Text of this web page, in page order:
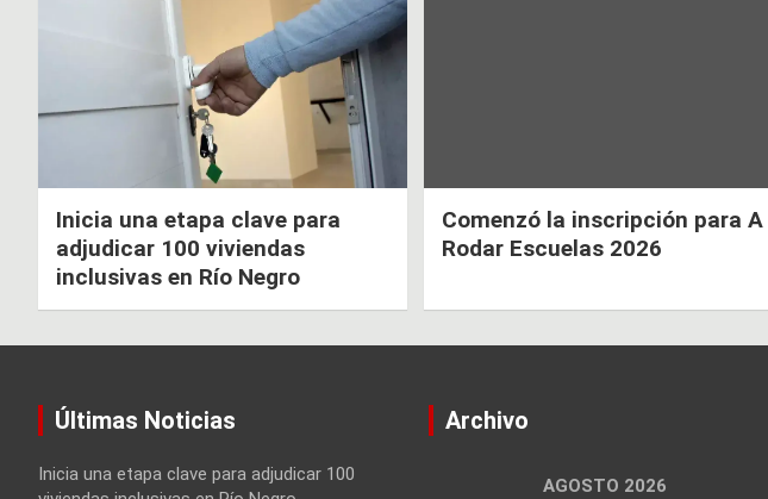
entradas
Inicia una etapa clave para
adjudicar 100 viviendas
inclusivas en Río Negro
Comenzó la inscripción para A
Rodar Escuelas 2026
Últimas Noticias
Inicia una etapa clave para adjudicar 100
Archivo
AGOSTO 2026